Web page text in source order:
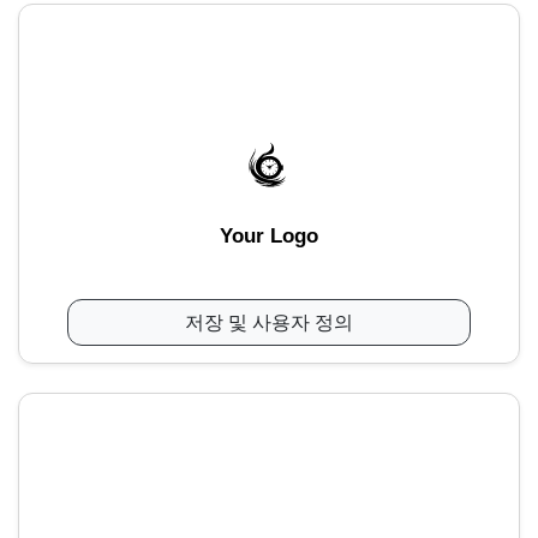
Your Logo
저장 및 사용자 정의